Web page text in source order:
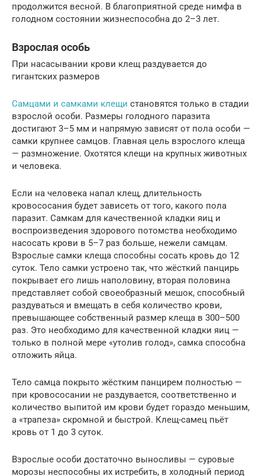
продолжится весной. В благоприятной среде нимфа в
голодном состоянии жизнеспособна до 2–3 лет.
Взрослая особь
При насасывании крови клещ раздувается до
гигантских размеров
Самцами и самками клещи становятся только в стадии
взрослой особи. Размеры голодного паразита
достигают 3–5 мм и напрямую зависят от пола особи —
самки крупнее самцов. Главная цель взрослого клеща
— размножение. Охотятся клещи на крупных животных
и человека.
Если на человека напал клещ, длительность
кровососания будет зависеть от того, какого пола
паразит. Самкам для качественной кладки яиц и
воспроизведения здорового потомства необходимо
насосать крови в 5–7 раз больше, нежели самцам.
Взрослые самки клеща способны сосать кровь до 12
суток. Тело самки устроено так, что жёсткий панцирь
покрывает его лишь наполовину, вторая половина
представляет собой своеобразный мешок, способный
раздуваться и вмещать в себя количество крови,
превышающее собственный размер клеща в 300–500
раз. Это необходимо для качественной кладки яиц —
только в полной мере «утолив голод», самка способна
отложить яйца.
Тело самца покрыто жёстким панцирем полностью —
при кровососании не раздувается, соответственно и
количество выпитой им крови будет гораздо меньшим,
а «трапеза» скромной и быстрой. Клещ-самец пьёт
кровь от 1 до 3 суток.
Взрослые особи достаточно выносливы — суровые
морозы неспособны их истребить, в холодный период